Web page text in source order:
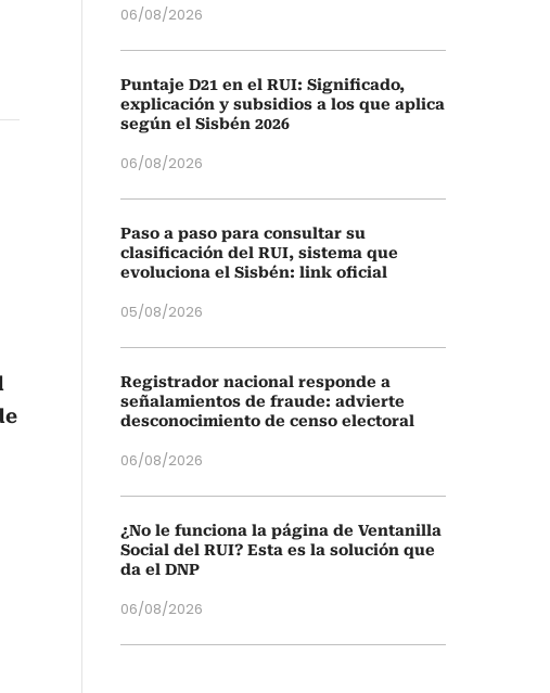
06/08/2026
Puntaje D21 en el RUI: Significado,
explicación y subsidios a los que aplica
según el Sisbén 2026
06/08/2026
Paso a paso para consultar su
clasificación del RUI, sistema que
evoluciona el Sisbén: link oficial
05/08/2026
Registrador nacional responde a
señalamientos de fraude: advierte
desconocimiento de censo electoral
06/08/2026
¿No le funciona la página de Ventanilla
Social del RUI? Esta es la solución que
da el DNP
06/08/2026